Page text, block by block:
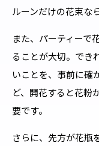
ルーンだけの花束な
また、パーティーで
ることが大切。でき
いことを、事前に確
ど、開花すると花粉
要です。
さらに、先方が花瓶